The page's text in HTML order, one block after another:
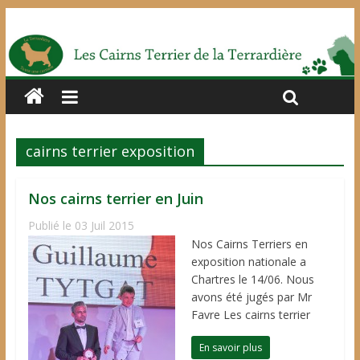
cairns terrier exposition
Nos cairns terrier en Juin
Publié le 03 Juil 2015
Nos Cairns Terriers en
exposition nationale a
Chartres le 14/06. Nous
avons été jugés par Mr
Favre Les cairns terrier
En savoir plus